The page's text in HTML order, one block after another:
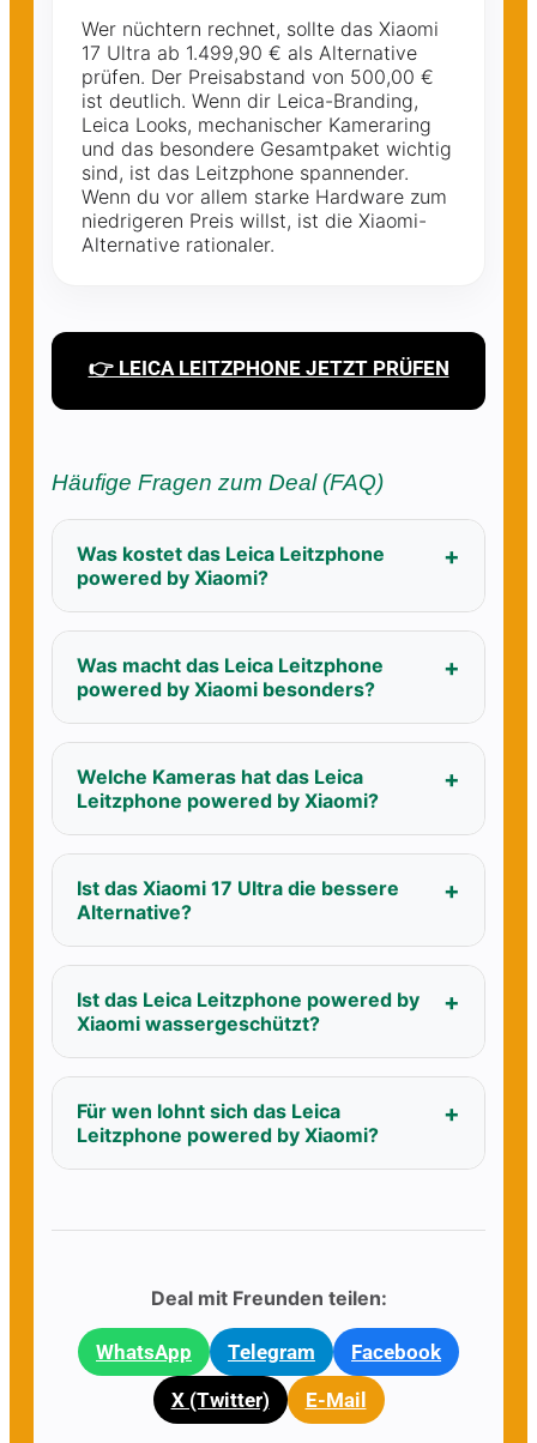
Wer nüchtern rechnet, sollte das Xiaomi
17 Ultra ab 1.499,90 € als Alternative
prüfen. Der Preisabstand von 500,00 €
ist deutlich. Wenn dir Leica-Branding,
Leica Looks, mechanischer Kameraring
und das besondere Gesamtpaket wichtig
sind, ist das Leitzphone spannender.
Wenn du vor allem starke Hardware zum
niedrigeren Preis willst, ist die Xiaomi-
Alternative rationaler.
👉 LEICA LEITZPHONE JETZT PRÜFEN
Häufige Fragen zum Deal (FAQ)
Was kostet das Leica Leitzphone
powered by Xiaomi?
Was macht das Leica Leitzphone
powered by Xiaomi besonders?
Welche Kameras hat das Leica
Leitzphone powered by Xiaomi?
Ist das Xiaomi 17 Ultra die bessere
Alternative?
Ist das Leica Leitzphone powered by
Xiaomi wassergeschützt?
Für wen lohnt sich das Leica
Leitzphone powered by Xiaomi?
Deal mit Freunden teilen:
WhatsApp Telegram
Facebook
X (Twitter)
E-Mail